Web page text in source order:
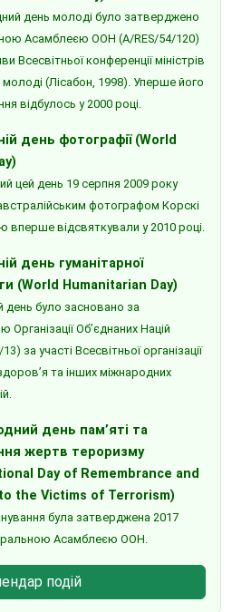
день молоді було затверджено
Асамблеєю ООН (A/RES/54/120)
Всесвітньої конференції міністрів
молоді (Лісабон, 1998). Уперше його
відбулось у 2000 році.
день фотографії (World
цей день 19 серпня 2009 року
фотографом Корскі
вперше відсвяткували у 2010 році.
день гуманітарної
(World Humanitarian Day)
день було засновано за
Організації Об’єднаних Націй
за участі Всесвітньої організації
та інших міжнародних
день пам’яті та
жертв тероризму
Day of Remembrance and
the Victims of Terrorism)
була затверджена 2017
Асамблеєю ООН.
подій